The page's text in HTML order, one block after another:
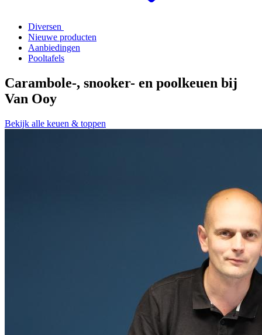
Diversen
Nieuwe producten
Aanbiedingen
Pooltafels
Carambole-, snooker- en poolkeuen bij
Van Ooy
Bekijk alle keuen & toppen